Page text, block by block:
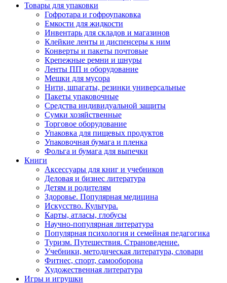
Товары для упаковки
Гофротара и гофроупаковка
Емкости для жидкости
Инвентарь для складов и магазинов
Клейкие ленты и диспенсеры к ним
Конверты и пакеты почтовые
Крепежные ремни и шнуры
Ленты ПП и оборудование
Мешки для мусора
Нити, шпагаты, резинки универсальные
Пакеты упаковочные
Средства индивидуальной защиты
Сумки хозяйственные
Торговое оборудование
Упаковка для пищевых продуктов
Упаковочная бумага и пленка
Фольга и бумага для выпечки
Книги
Аксессуары для книг и учебников
Деловая и бизнес литература
Детям и родителям
Здоровье. Популярная медицина
Искусство. Культура.
Карты, атласы, глобусы
Научно-популярная литература
Популярная психология и семейная педагогика
Туризм. Путешествия. Страноведение.
Учебники, методическая литература, словари
Фитнес, спорт, самооборона
Художественная литература
Игры и игрушки